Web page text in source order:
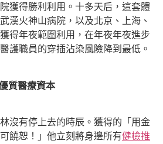
獲得勝利利用。十多天后，這套體
漢火神山病院，以及北京、上海、
得年夜範圍利用，在年夜年夜進步
護職員的穿插沾染風險降到最低。
質醫療資本
有停上去的時辰。獲得的「用金
饒恕！」他立刻將身邊所有健檢推